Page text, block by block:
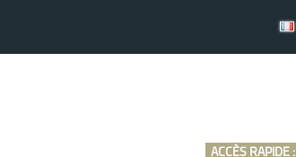
ACCÈS RAPIDE :